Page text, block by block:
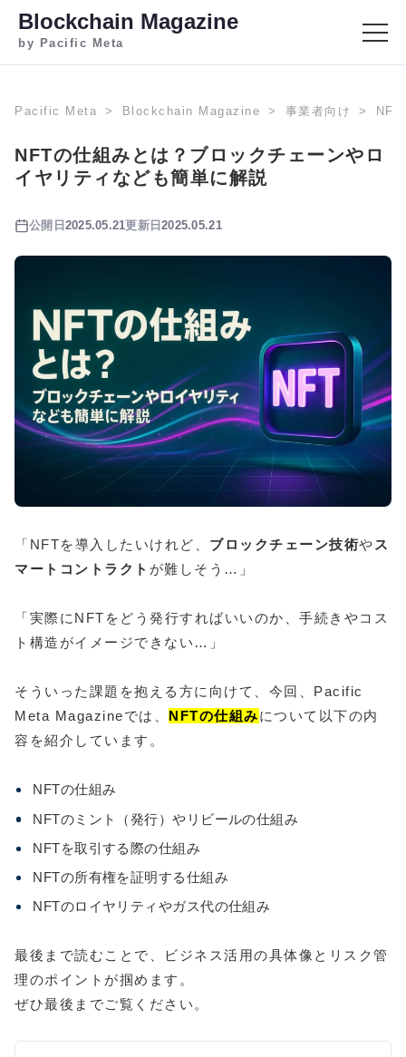
Blockchain Magazine
by Pacific Meta
Pacific Meta Blockchain Magazine 事業者向け NFT
NFTの仕組みとは？ブロックチェーンやロ
イヤリティなども簡単に解説
公開日 2025.05.21更新日2025.05.21
「NFTを導入したいけれど、 ブロックチェーン技術や ス
マートコントラクト が難しそう…」
「実際にNFTをどう発行すればいいのか、手続きやコス
ト構造がイメージできない…」
そういった課題を抱える方に向けて、今回、Pacific
Meta Magazineでは、 NFTの仕組みについて以下の内
容を紹介しています。
NFTの仕組み
NFTのミント（発行）やリビールの仕組み
NFTを取引する際の仕組み
NFTの所有権を証明する仕組み
NFTのロイヤリティやガス代の仕組み
最後まで読むことで、ビジネス活用の具体像とリスク管
理のポイントが掴めます。
ぜひ最後までご覧ください。